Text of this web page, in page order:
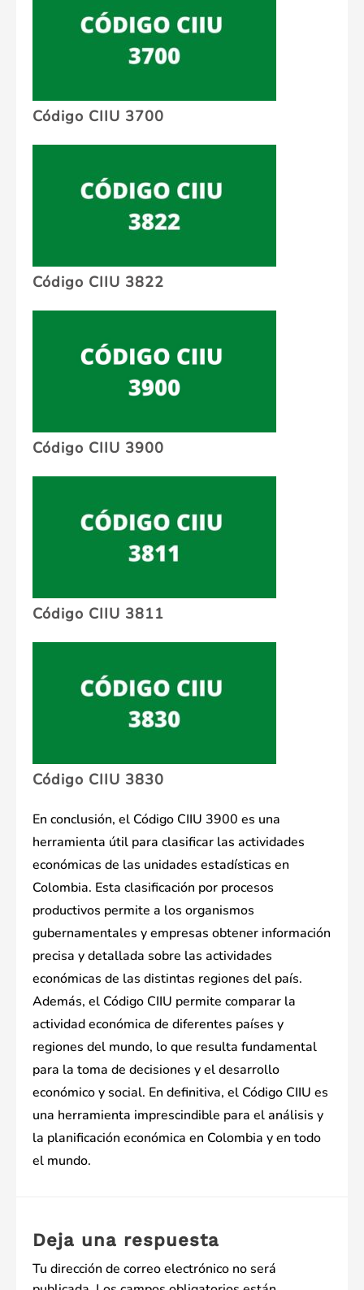
Código CIIU 3700
Código CIIU 3822
Código CIIU 3900
Código CIIU 3811
Código CIIU 3830
En conclusión, el Código CIIU 3900 es una
herramienta útil para clasificar las actividades
económicas de las unidades estadísticas en
Colombia. Esta clasificación por procesos
productivos permite a los organismos
gubernamentales y empresas obtener información
precisa y detallada sobre las actividades
económicas de las distintas regiones del país.
Además, el Código CIIU permite comparar la
actividad económica de diferentes países y
regiones del mundo, lo que resulta fundamental
para la toma de decisiones y el desarrollo
económico y social. En definitiva, el Código CIIU es
una herramienta imprescindible para el análisis y
la planificación económica en Colombia y en todo
el mundo.
Deja una respuesta
Tu dirección de correo electrónico no será